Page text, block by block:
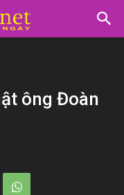
ông Đoàn